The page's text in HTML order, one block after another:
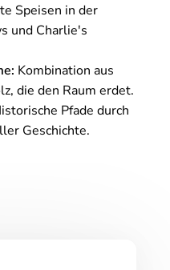
Speisen in der
und Charlie's
Kombination aus
die den Raum erdet.
Pfade durch
Geschichte.